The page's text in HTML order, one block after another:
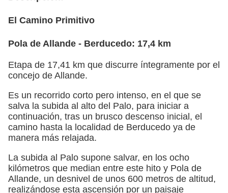
El Camino Primitivo
Pola de Allande - Berducedo: 17,4 km
Etapa de 17,41 km que discurre íntegramente por el
concejo de Allande.
Es un recorrido corto pero intenso, en el que se
salva la subida al alto del Palo, para iniciar a
continuación, tras un brusco descenso inicial, el
camino hasta la localidad de Berducedo ya de
manera más relajada.
La subida al Palo supone salvar, en los ocho
kilómetros que median entre este hito y Pola de
Allande, un desnivel de unos 600 metros de altitud,
realizándose esta ascensión por un paisaje